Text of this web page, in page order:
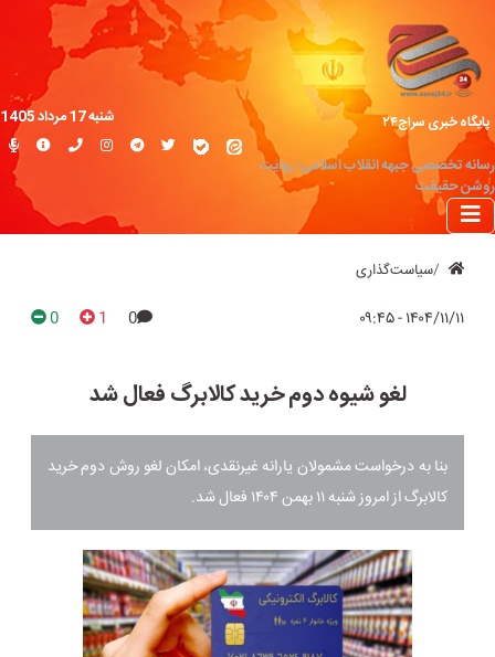
پایگاه خبری سراج۲۴
رسانه تخصصی جبهه انقلاب اسلامی؛ روایت
روشن حقیقت
شنبه 17 مرداد 1405
سیاست‌گذاری
۱۴۰۴/۱۱/۱۱ - ۰۹:۴۵ 0
1
0
لغو شیوه دوم خرید کالابرگ فعال شد
بنا به درخواست مشمولان یارانه غیرنقدی، امکان لغو روش دوم خرید
کالابرگ از امروز شنبه ۱۱ بهمن ۱۴۰۴ فعال شد.